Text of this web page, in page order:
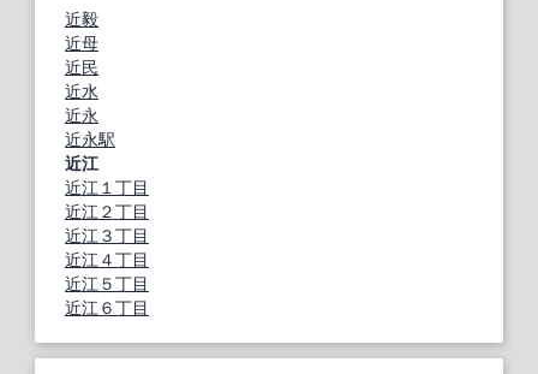
近毅
近母
近民
近水
近永
近永駅
近江
近江１丁目
近江２丁目
近江３丁目
近江４丁目
近江５丁目
近江６丁目